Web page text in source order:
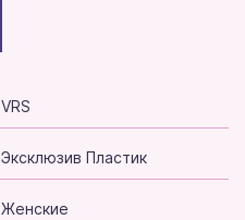
VRS
Эксклюзив Пластик
Женские